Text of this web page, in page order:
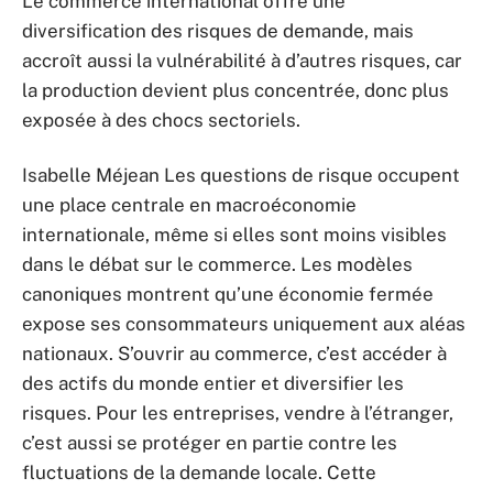
diversification des risques de demande, mais
accroît aussi la vulnérabilité à d’autres risques, car
la production devient plus concentrée, donc plus
exposée à des chocs sectoriels.
Isabelle Méjean Les questions de risque occupent
une place centrale en macroéconomie
internationale, même si elles sont moins visibles
dans le débat sur le commerce. Les modèles
canoniques montrent qu’une économie fermée
expose ses consommateurs uniquement aux aléas
nationaux. S’ouvrir au commerce, c’est accéder à
des actifs du monde entier et diversifier les
risques. Pour les entreprises, vendre à l’étranger,
c’est aussi se protéger en partie contre les
fluctuations de la demande locale. Cette